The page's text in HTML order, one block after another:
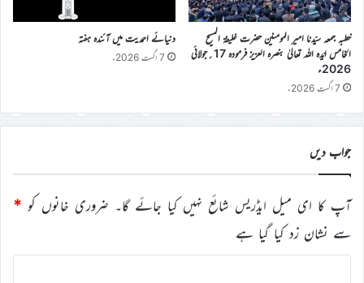
خطبہ جمعہ سیّدنا امیر المومنین حضرت خلیفۃ المسیح
الخامس ایّدہ اللہ تعالیٰ بنصرہ العزیز فرمودہ 17؍جولائی
2026ء
7 اگست 2026ء
دنیائے احمدیت میں آئندہ ہفتہ
7 اگست 2026ء
جواب دیں
آپ کا ای میل ایڈریس شائع نہیں کیا جائے گا۔ ضروری خانوں کو *
سے نشان زد کیا گیا ہے